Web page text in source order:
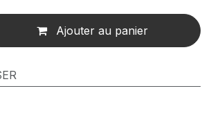
Ajouter au panier